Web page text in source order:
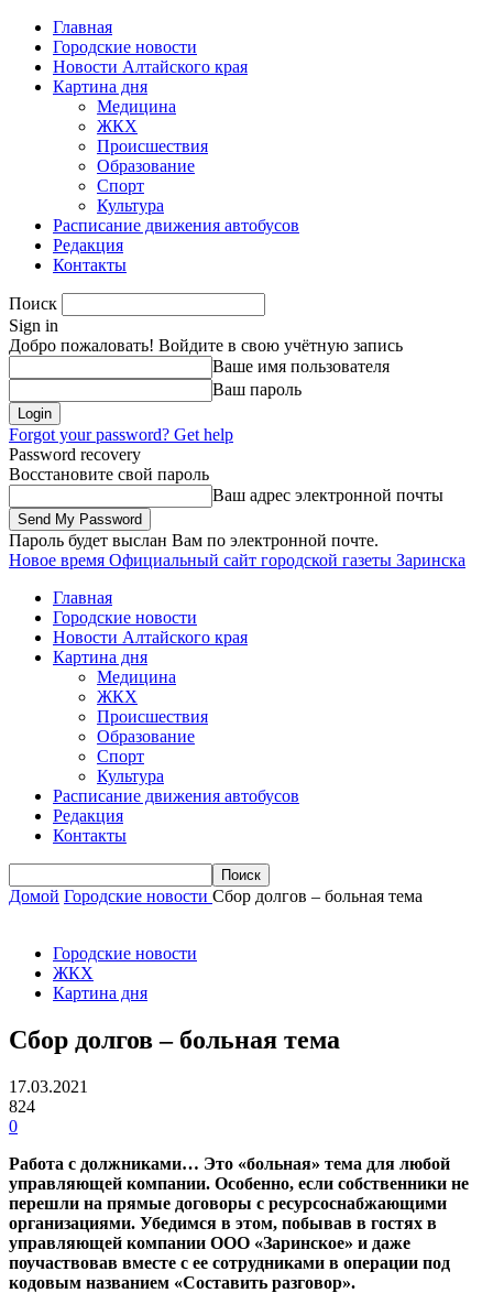
Главная
Городские новости
Новости Алтайского края
Картина дня
Медицина
ЖКХ
Происшествия
Образование
Спорт
Культура
Расписание движения автобусов
Редакция
Контакты
Поиск
Sign in
Добро пожаловать! Войдите в свою учётную запись
Ваше имя пользователя
Ваш пароль
Forgot your password? Get help
Password recovery
Восстановите свой пароль
Ваш адрес электронной почты
Пароль будет выслан Вам по электронной почте.
Новое время Официальный сайт городской газеты Заринска
Главная
Городские новости
Новости Алтайского края
Картина дня
Медицина
ЖКХ
Происшествия
Образование
Спорт
Культура
Расписание движения автобусов
Редакция
Контакты
Домой Городские новости Сбор долгов – больная тема
Городские новости
ЖКХ
Картина дня
Сбор долгов – больная тема
17.03.2021
824
0
Работа с должниками… Это «больная» тема для любой
управляющей компании. Особенно, если собственники не
перешли на прямые договоры с ресурсоснабжающими
организациями. Убедимся в этом, побывав в гостях в
управляющей компании ООО «Заринское» и даже
поучаствовав вместе с ее сотрудниками в операции под
кодовым названием «Составить разговор».